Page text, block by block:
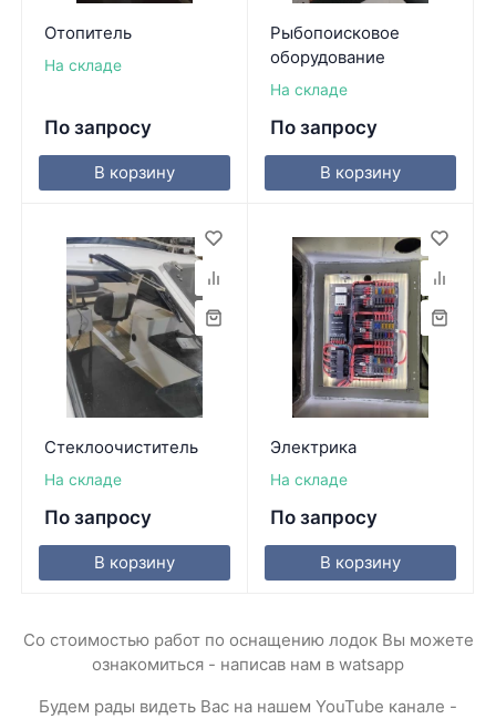
Отопитель
На складе
По запросу
В корзину
Рыбопоисковое
оборудование
На складе
По запросу
В корзину
Стеклоочиститель
На складе
По запросу
В корзину
Электрика
На складе
По запросу
В корзину
Со стоимостью работ по оснащению лодок Вы можете
ознакомиться - написав нам в watsapp
Будем рады видеть Вас на нашем YouTube канале -